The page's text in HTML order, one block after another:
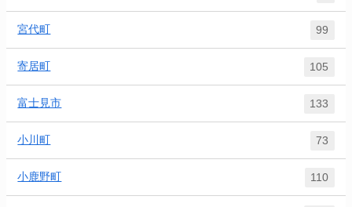
宮代町 99
寄居町 105
富士見市 133
小川町 73
小鹿野町 110